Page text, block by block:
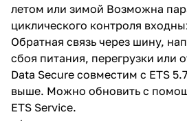
летом или зимой Возможна
циклического контроля
Обратная связь через шину,
сбоя питания, перегрузки или
Data Secure совместим с ETS
выше. Можно обновить с
ETS Service.